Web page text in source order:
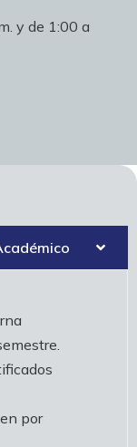
y de 1:00 a
por